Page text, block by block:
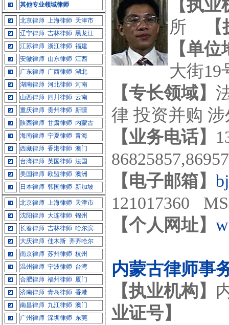
其他专业领域律师
北京律师 上海律师 天津市
辽宁律师 吉林律师 黑龙江
江苏律师 浙江律师 福建
安徽律师 山东律师 江西
广东律师 广西律师 湖北
湖南律师 河北律师 河南
山西律师
四川律师 云南
重庆律师 贵州律师 新疆
陕西律师 甘肃律师 内蒙古
海南律师 宁夏律师 青海
西藏律师 香港律师 澳门
台湾律师 英国律师 法国
美国律师 欧盟律师 澳洲
日本律师 韩国律师 新加坡
北京律师 上海律师 天津市
沈阳律师 大连律师 锦州
长春律师 吉林律师 哈尔滨
大庆律师 佳木斯 齐齐哈尔
南京律师 苏州律师 杭州
温州律师 宁波律师 台湾
合肥律师 福州律师 厦门
济南律师 青岛律师 香港
南昌律师 九江律师 澳门
广州律师 深圳律师 东莞
【执
所
【单
大街19
【专长领域】
律 投资并购
【业务电话】
【电子邮箱】
121017360
【个人网址】
内蒙古律师事
【执业机构】
业证号】